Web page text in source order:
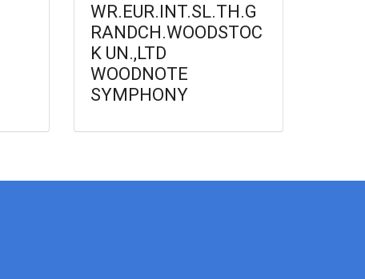
WR.EUR.INT.SL.TH.G
RANDCH.WOODSTOC
K UN.,LTD
WOODNOTE
SYMPHONY